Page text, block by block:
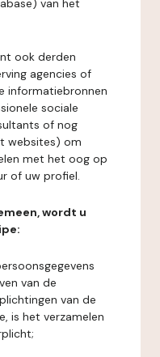
van het
ook derden
agencies of
informatiebronnen
sociale
of nog
websites) om
met het oog op
of uw profiel.
wordt u
van de
van de
is het verzamelen